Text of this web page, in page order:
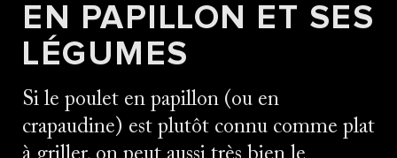
EN PAPILLON ET SES
LÉGUMES
Si le poulet en papillon (ou en
crapaudine) est plutôt connu comme plat